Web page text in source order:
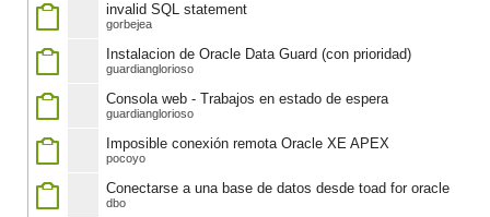
invalid SQL statement
gorbejea
Instalacion de Oracle Data Guard (con prioridad)
guardianglorioso
Consola web - Trabajos en estado de espera
guardianglorioso
Imposible conexión remota Oracle XE APEX
pocoyo
Conectarse a una base de datos desde toad for oracle
dbo